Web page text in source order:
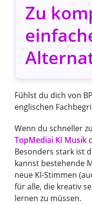
Zu
Fühlst du dich von
englischen
Wenn du schneller
TopMediai KI Musik
Besonders stark ist
kannst bestehende
neue KI-Stimmen
für alle, die kreativ
lernen zu müssen.